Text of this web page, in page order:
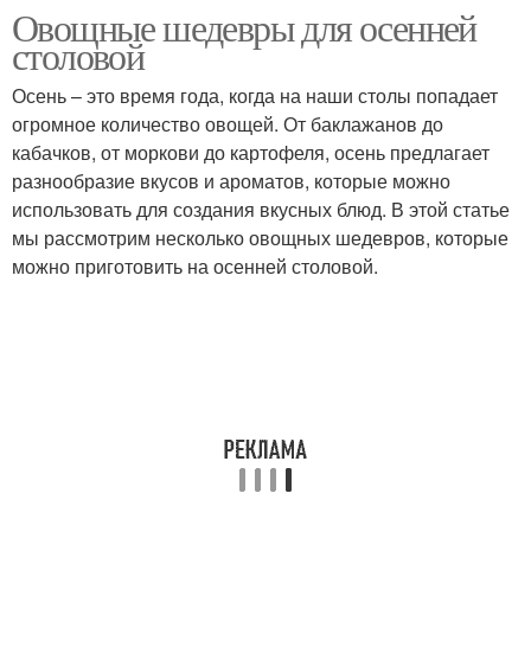
Овощные шедевры для осенней
столовой
Осень – это время года, когда на наши столы попадает
огромное количество овощей. От баклажанов до
кабачков, от моркови до картофеля, осень предлагает
разнообразие вкусов и ароматов, которые можно
использовать для создания вкусных блюд. В этой статье
мы рассмотрим несколько овощных шедевров, которые
можно приготовить на осенней столовой.